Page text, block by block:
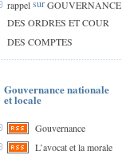
rappelsurGOUVERNANCE
DES ORDRES ET COUR
DES COMPTES
Gouvernance nationale
et locale
Gouvernance
L’avocat et la morale